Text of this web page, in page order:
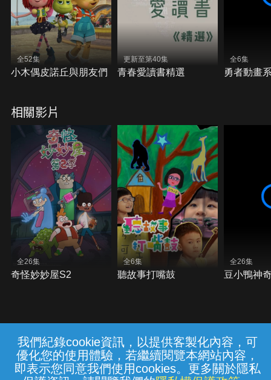
我們紀錄cookie資訊，以提供客製化內容，可
優化您的使用體驗，若繼續閱覽本網站內容，
即表示您同意我們使用cookies。更多關於隱私
全52集
小木偶皮諾丘與朋友們
更新至第40集
青春愛讀書精選
全6集
勇者動畫
相關影片
全26集
奇怪妙妙屋S2
全6集
聽故事打嘴鼓
全26集
豆小鴨神
常見問題 線上客服 服務條款 隱私權保護
{{notifyMsg}}